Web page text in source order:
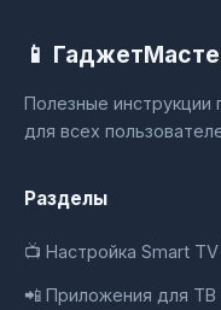
📱
Полезные инструкции
для всех
Разделы
📺 Настройка Smart TV
📲 Приложения для ТВ